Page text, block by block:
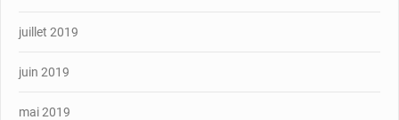
juillet 2019
juin 2019
mai 2019